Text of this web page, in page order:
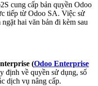
cung cấp bản quyền Odoo
tiếp từ Odoo SA. Việc sử
hai văn bản đi kèm sau
(Odoo Enterprise
định về quyền sử dụng, số
dịch vụ nâng cấp.